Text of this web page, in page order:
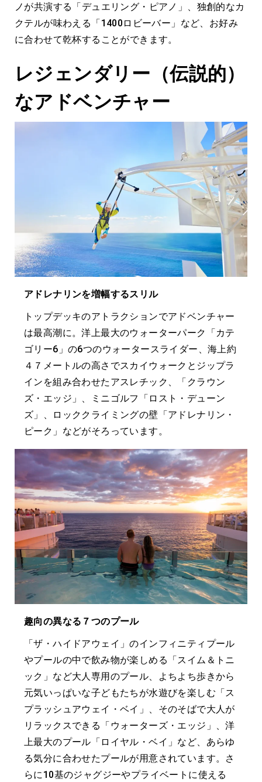
ノが共演する「デュエリング・ピアノ」、独創的なカ
クテルが味わえる「1400ロビーバー」など、お好み
に合わせて乾杯することができます。
レジェンダリー（伝説的）
なアドベンチャー
アドレナリンを増幅するスリル
トップデッキのアトラクションでアドベンチャー
は最高潮に。洋上最大のウォーターパーク「カテ
ゴリー6」の6つのウォータースライダー、海上約
４７メートルの高さでスカイウォークとジップラ
インを組み合わせたアスレチック、「クラウン
ズ・エッジ」、ミニゴルフ「ロスト・デューン
ズ」、ロッククライミングの壁「アドレナリン・
ピーク」などがそろっています。
趣向の異なる７つのプール
「ザ・ハイドアウェイ」のインフィニティプール
やプールの中で飲み物が楽しめる「スイム＆トニ
ック」など大人専用のプール、よちよち歩きから
元気いっぱいな子どもたちが水遊びを楽しむ「ス
プラッシュアウェイ・ベイ」、そのそばで大人が
リラックスできる「ウォーターズ・エッジ」、洋
上最大のプール「ロイヤル・ベイ」など、あらゆ
る気分に合わせたプールが用意されています。さ
らに10基のジャグジーやプライベートに使える